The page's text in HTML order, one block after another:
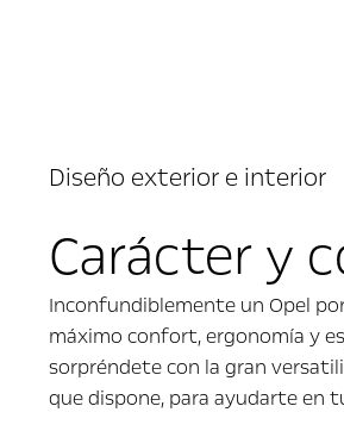
Diseño exterior e interior
Carácter y
Inconfundiblemente un Opel
máximo confort, ergonomía y
sorpréndete con la gran
que dispone, para ayudarte en